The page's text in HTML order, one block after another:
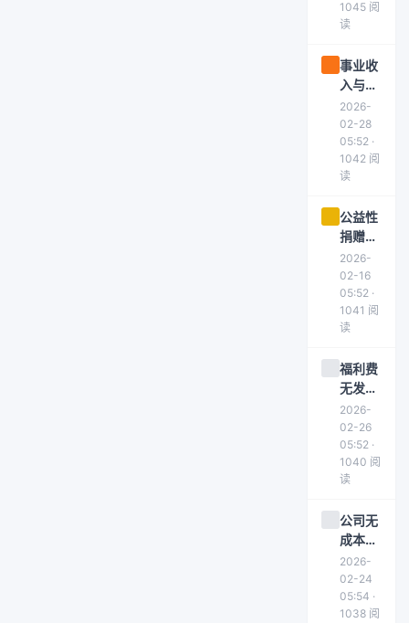
策略
1045 阅
读
事业收
入与经
营收入
的区别
及政府
会计核
算要点
2026-
02-28
05:52 ·
1042 阅
读
公益性
捐赠是
否需要
视同销
售？增
值税处
理全解
2026-
02-16
05:52 ·
1041 阅
读
福利费
无发票
能否入
账？税
前扣除
与会计
分录详
2026-
02-26
05:52 ·
1040 阅
读
公司无
成本票
处理方
法详解
2026-
02-24
05:54 ·
1038 阅